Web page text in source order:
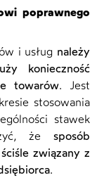
poprawnego
i usług należy
konieczność
towarów. Jest
stosowania
stawek
że sposób
związany z
.